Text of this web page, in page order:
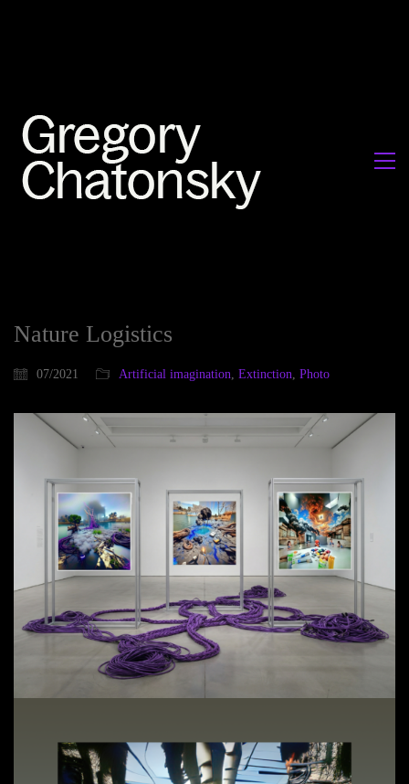
Nature Logistics
07/2021 Artificial imagination, Extinction, Photo